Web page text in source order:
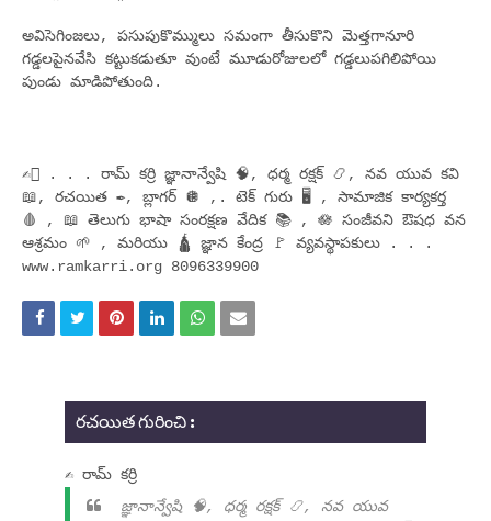
అవిసెగింజలు, పసుపుకొమ్ములు సమంగా తీసుకొని మెత్తగానూరి
గడ్డలపైనవేసి కట్టుకడుతూ వుంటే మూడురోజులలో గడ్డలుపగిలిపోయి
పుండు మాడిపోతుంది.
✍🏻 . . . రామ్ కర్రి జ్ఞానాన్వేషి 🧠, ధర్మ రక్షక్ 📿, నవ యువ కవి
📖, రచయిత ✒️, బ్లాగర్ 🪩 ,. టెక్ గురు 🖥️ , సామాజిక కార్యకర్త
🩸 , 📖 తెలుగు భాషా సంరక్షణ వేదిక 📚 , 🪷 సంజీవని ఔషధ వన
ఆశ్రమం 🌱 , మరియు 🛕 జ్ఞాన కేంద్ర 🚩 వ్యవస్థాపకులు . . .
www.ramkarri.org 8096339900
రచయిత గురించి :
✍ రామ్ కర్రి
జ్ఞానాన్వేషి 🧠, ధర్మ రక్షక్ 📿, నవ యువ